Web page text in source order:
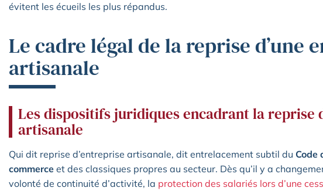
évitent les écueils les plus répandus.
Le cadre légal de la reprise d’une
artisanale
Les dispositifs juridiques encadrant la reprise
artisanale
Qui dit reprise d’entreprise artisanale, dit entrelacement subtil du Code
commerce et des classiques propres au secteur. Dès qu’il y a
volonté de continuité d’activité, la protection des salariés lors d’une